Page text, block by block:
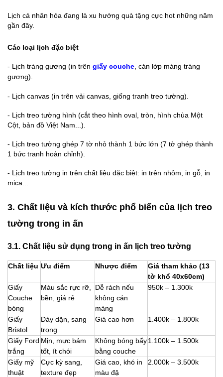
Lịch cá nhân hóa đang là xu hướng quà tặng cực hot những năm
gần đây.
Các loại lịch đặc biệt
- Lịch tráng gương (in trên giấy couche , cán lớp màng tráng
gương).
- Lịch canvas (in trên vải canvas, giống tranh treo tường).
- Lịch treo tường hình (cắt theo hình oval, tròn, hình chùa Một
Cột, bản đồ Việt Nam...).
- Lịch treo tường ghép 7 tờ nhỏ thành 1 bức lớn (7 tờ ghép thành
1 bức tranh hoàn chỉnh).
- Lịch treo tường in trên chất liệu đặc biệt: in trên nhôm, in gỗ, in
mica...
3. Chất liệu và kích thước phổ biến của lịch treo
tường trong in ấn
3.1. Chất liệu sử dụng trong in ấn lịch treo tường
Chất liệu Ưu điểm Nhược điểm
Giá tham khảo (13
tờ khổ 40x60cm)
Giấy
Couche
bóng
Màu sắc rực rỡ,
bền, giá rẻ
Dễ rách nếu
không cán
màng
950k – 1.300k
Giấy
Bristol
Dày dặn, sang
trọng
Giá cao hơn 1.400k – 1.800k
Giấy Ford
trắng
Mịn, mực bám
tốt, ít chói
Không bóng bẩy
bằng couche
1.100k – 1.500k
Giấy mỹ
thuật
Cực kỳ sang,
texture đẹp
Giá cao, khó in
màu đậ
2.000k – 3.500k